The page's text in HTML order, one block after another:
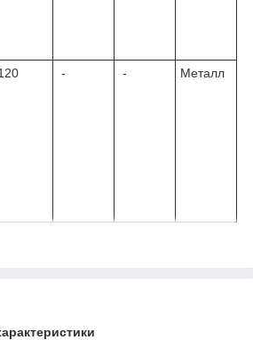
- - Металл